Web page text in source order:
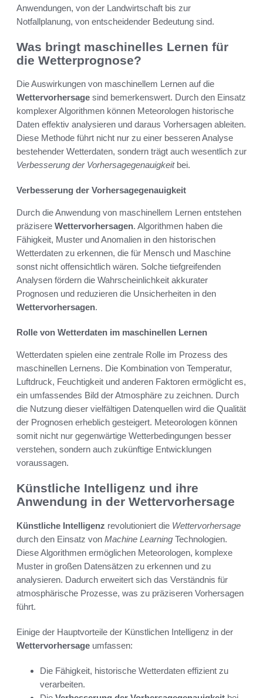
Anwendungen, von der Landwirtschaft bis zur
Notfallplanung, von entscheidender Bedeutung sind.
Was bringt maschinelles Lernen für
die Wetterprognose?
Die Auswirkungen von maschinellem Lernen auf die
Wettervorhersage sind bemerkenswert. Durch den Einsatz
komplexer Algorithmen können Meteorologen historische
Daten effektiv analysieren und daraus Vorhersagen ableiten.
Diese Methode führt nicht nur zu einer besseren Analyse
bestehender Wetterdaten, sondern trägt auch wesentlich zur
Verbesserung der Vorhersagegenauigkeitbei.
Verbesserung der Vorhersagegenauigkeit
Durch die Anwendung von maschinellem Lernen entstehen
präzisere Wettervorhersagen. Algorithmen haben die
Fähigkeit, Muster und Anomalien in den historischen
Wetterdaten zu erkennen, die für Mensch und Maschine
sonst nicht offensichtlich wären. Solche tiefgreifenden
Analysen fördern die Wahrscheinlichkeit akkurater
Prognosen und reduzieren die Unsicherheiten in den
Wettervorhersagen.
Rolle von Wetterdaten im maschinellen Lernen
Wetterdaten spielen eine zentrale Rolle im Prozess des
maschinellen Lernens. Die Kombination von Temperatur,
Luftdruck, Feuchtigkeit und anderen Faktoren ermöglicht es,
ein umfassendes Bild der Atmosphäre zu zeichnen. Durch
die Nutzung dieser vielfältigen Datenquellen wird die Qualität
der Prognosen erheblich gesteigert. Meteorologen können
somit nicht nur gegenwärtige Wetterbedingungen besser
verstehen, sondern auch zukünftige Entwicklungen
voraussagen.
Künstliche Intelligenz und ihre
Anwendung in der Wettervorhersage
Künstliche Intelligenz revolutioniert die Wettervorhersage
durch den Einsatz von Machine Learning Technologien.
Diese Algorithmen ermöglichen Meteorologen, komplexe
Muster in großen Datensätzen zu erkennen und zu
analysieren. Dadurch erweitert sich das Verständnis für
atmosphärische Prozesse, was zu präziseren Vorhersagen
führt.
Einige der Hauptvorteile der Künstlichen Intelligenz in der
Wettervorhersage umfassen:
Die Fähigkeit, historische Wetterdaten effizient zu
verarbeiten.